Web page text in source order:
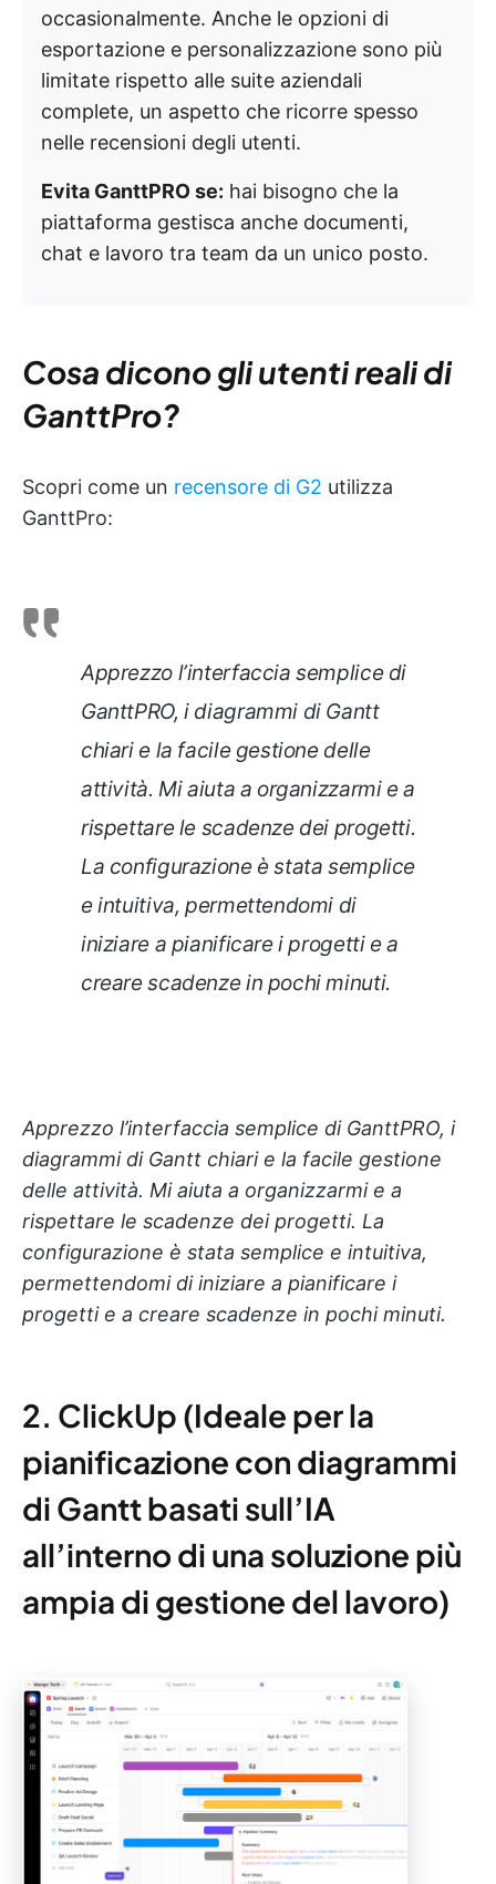
occasionalmente. Anche le opzioni di
esportazione e personalizzazione sono più
limitate rispetto alle suite aziendali
complete, un aspetto che ricorre spesso
nelle recensioni degli utenti.
Evita GanttPRO se: hai bisogno che la
piattaforma gestisca anche documenti,
chat e lavoro tra team da un unico posto.
Cosa dicono gli utenti reali di
GanttPro?
Scopri come un recensore di G2 utilizza
GanttPro:
Apprezzo l’interfaccia semplice di
GanttPRO, i diagrammi di Gantt
chiari e la facile gestione delle
attività. Mi aiuta a organizzarmi e a
rispettare le scadenze dei progetti.
La configurazione è stata semplice
e intuitiva, permettendomi di
iniziare a pianificare i progetti e a
creare scadenze in pochi minuti.
Apprezzo l’interfaccia semplice di GanttPRO, i
diagrammi di Gantt chiari e la facile gestione
delle attività. Mi aiuta a organizzarmi e a
rispettare le scadenze dei progetti. La
configurazione è stata semplice e intuitiva,
permettendomi di iniziare a pianificare i
progetti e a creare scadenze in pochi minuti.
2. ClickUp (Ideale per la
pianificazione con diagrammi
di Gantt basati sull’IA
all’interno di una soluzione più
ampia di gestione del lavoro)